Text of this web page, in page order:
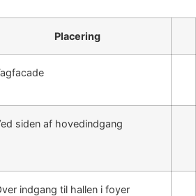
Placering
siden af hovedindgang
indgang til hallen i foyer